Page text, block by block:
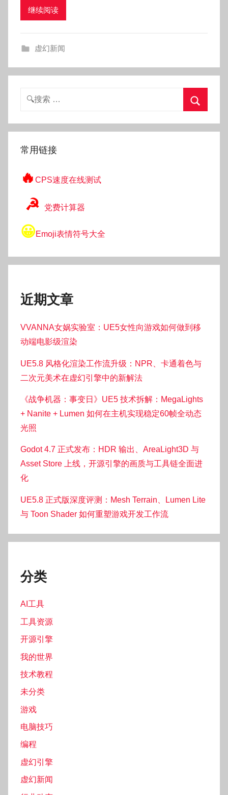
o
继续阅读
虚幻新闻
搜
索
常用链接
🔥 CPS速度在线测试
☭ 党费计算器
😀Emoji表情符号大全
近期文章
VVANNA女娲实验室：UE5女性向游戏如何做到移
动端电影级渲染
UE5.8 风格化渲染工作流升级：NPR、卡通着色与
二次元美术在虚幻引擎中的新解法
《战争机器：事变日》UE5 技术拆解：MegaLights
+ Nanite + Lumen 如何在主机实现稳定60帧全动态
光照
Godot 4.7 正式发布：HDR 输出、AreaLight3D 与
Asset Store 上线，开源引擎的画质与工具链全面进
化
UE5.8 正式版深度评测：Mesh Terrain、Lumen Lite
与 Toon Shader 如何重塑游戏开发工作流
分类
AI工具
工具资源
开源引擎
我的世界
技术教程
未分类
游戏
电脑技巧
编程
虚幻引擎
虚幻新闻